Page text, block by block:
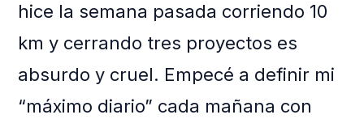
hice la semana pasada corriendo 10
km y cerrando tres proyectos es
absurdo y cruel. Empecé a definir mi
“máximo diario” cada mañana con